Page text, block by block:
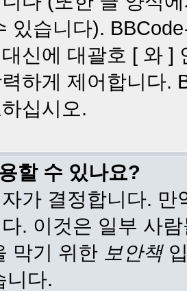
있습니다).
신에 대괄호 [ 와 ]
하게 제어합니다.
십시오.
할 수 있나요?
가 결정합니다.
. 이것은 일부 사
막기 위한 보안책
니다.